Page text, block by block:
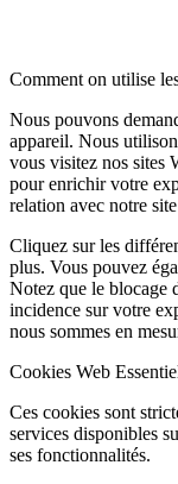
Comment on utilise
Nous pouvons
appareil. Nous
vous visitez nos sites
pour enrichir votre
relation avec notre
Cliquez sur les
plus. Vous pouvez
Notez que le blocage
incidence sur votre
nous sommes en
Cookies Web
Ces cookies sont
services disponibles
ses fonctionnalités.